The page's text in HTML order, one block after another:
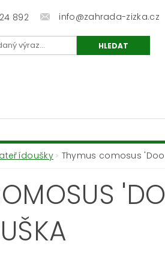
892 info@zahrada-zizka.cz
Thymus comosus